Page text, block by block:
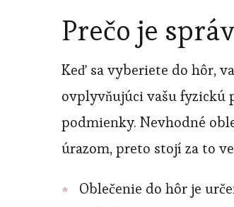
Prečo je
Keď sa vyberiete do hôr,
ovplyvňujúci vašu fyzickú
podmienky. Nevhodné
úrazom, preto stojí za to
Oblečenie do hôr je